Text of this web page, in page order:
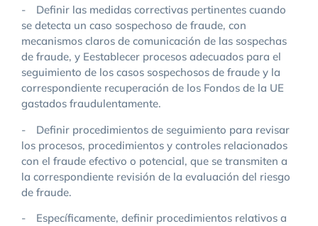
- Definir las medidas correctivas pertinentes cuando
se detecta un caso sospechoso de fraude, con
mecanismos claros de comunicación de las sospechas
de fraude, y Eestablecer procesos adecuados para el
seguimiento de los casos sospechosos de fraude y la
correspondiente recuperación de los Fondos de la UE
gastados fraudulentamente.
- Definir procedimientos de seguimiento para revisar
los procesos, procedimientos y controles relacionados
con el fraude efectivo o potencial, que se transmiten a
la correspondiente revisión de la evaluación del riesgo
de fraude.
- Específicamente, definir procedimientos relativos a